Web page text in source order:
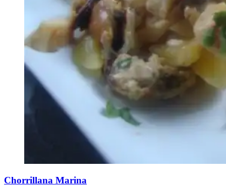
Chorrillana Marina